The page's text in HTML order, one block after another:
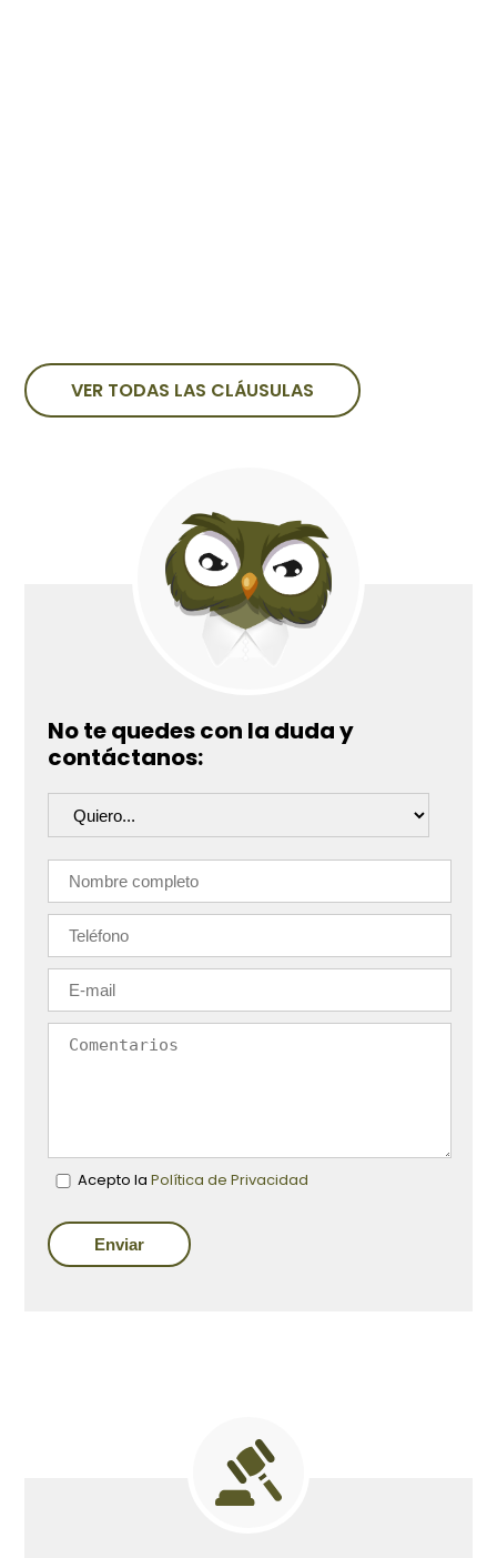
VER TODAS LAS CLÁUSULAS
No te quedes con la duda y
contáctanos:
Acepto la Política de Privacidad